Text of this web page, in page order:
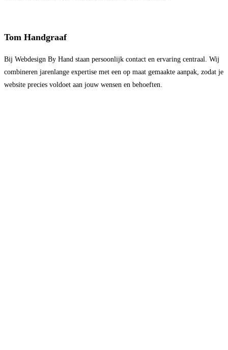
Tom Handgraaf
Bij Webdesign By Hand staan persoonlijk contact en ervaring centraal. Wij
combineren jarenlange expertise met een op maat gemaakte aanpak, zodat je
website precies voldoet aan jouw wensen en behoeften.